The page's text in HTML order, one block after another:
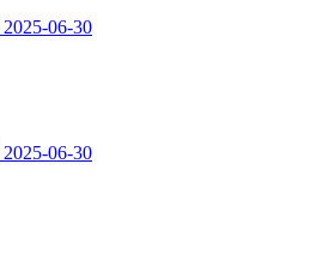
2025-06-30
2025-06-30